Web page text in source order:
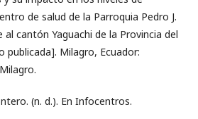
de salud de la Parroquia Pedro J.
cantón Yaguachi de la Provincia del
publicada]. Milagro, Ecuador:
(n. d.). En Infocentros.